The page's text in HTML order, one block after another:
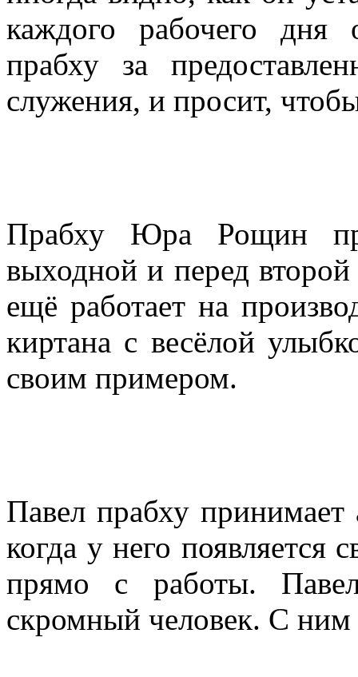
каждого рабочего дня
прабху за
служения, и просит,
Прабху Юра Рощин
выходной и перед
ещё работает на
киртана с весёлой
своим примером.
Павел прабху
когда у него появляется
прямо с работы.
скромный человек. С ним